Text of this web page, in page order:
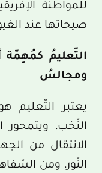
للمواطنة
صيحاتها عند
التّعليمُ
ومجالسُ
يعتبر التّعليم
النّخب،
الانتقال من
النّور، ومن